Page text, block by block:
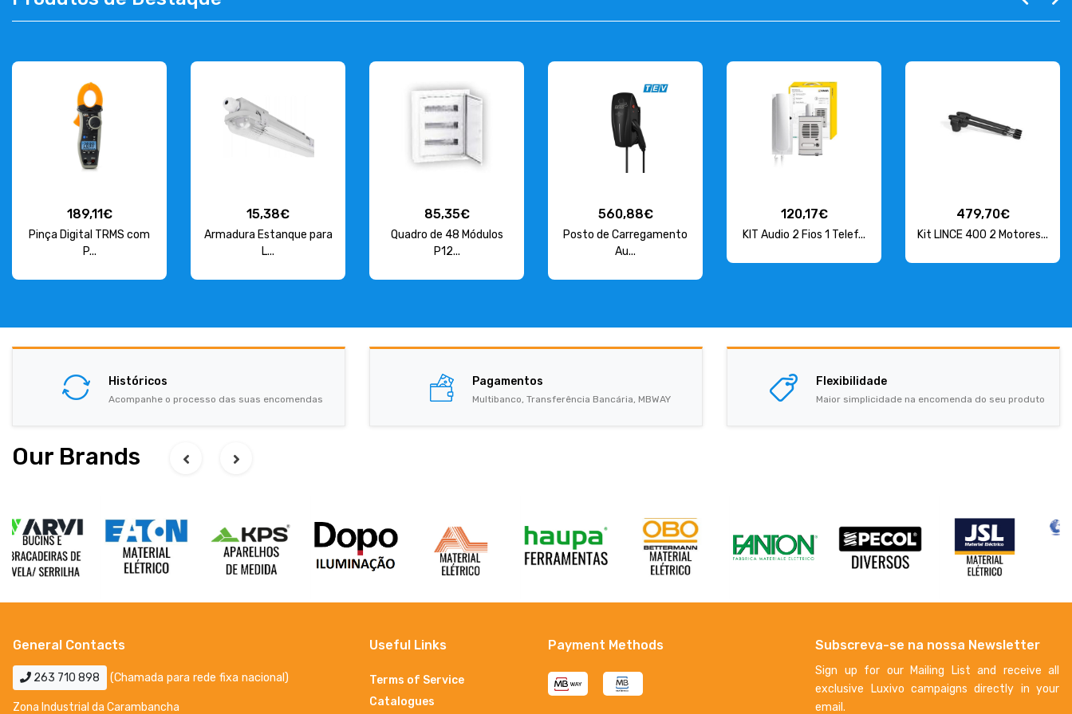
CONTACT
geral@luxivo.pt
189,11€
Pinça Digital TRMS com
P...
15,38€
Armadura Estanque para
L...
85,35€
Quadro de 48 Módulos
P12...
560,88€
Posto de Carregamento
Au...
120,17€
KIT Audio 2 Fios 1 Telef...
479,70€
Kit LINCE 400 2 Motores...
Históricos
Acompanhe o processo das suas encomendas
Pagamentos
Multibanco, Transferência Bancária, MBWAY
Flexibilidade
Maior simplicidade na encomenda do seu produto
Our Brands
General Contacts
263 710 898 (Chamada para rede fixa nacional)
Zona Industrial da Carambancha
Useful Links
Terms of Service
Catalogues
Payment Methods Subscreva-se na nossa Newsletter
Sign up for our Mailing List and receive all
exclusive Luxivo campaigns directly in your
email.